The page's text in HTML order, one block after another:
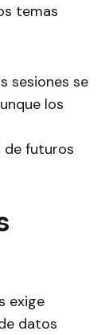
temas
sesiones se
los
futuros
exige
datos